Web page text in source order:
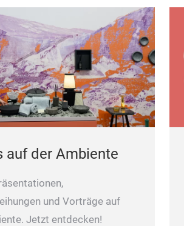
auf der Ambiente
und Vorträge auf
Jetzt entdecken!